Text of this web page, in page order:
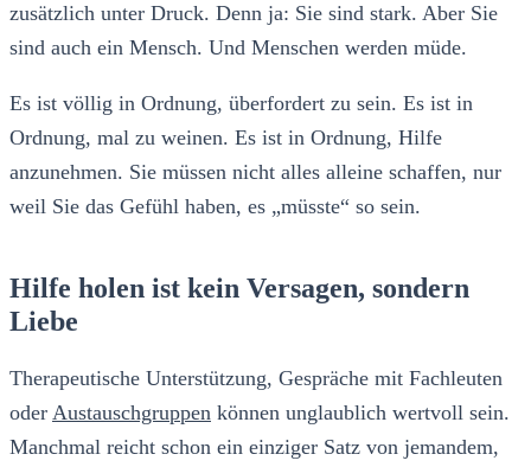
zusätzlich unter Druck. Denn ja: Sie sind stark. Aber Sie
sind auch ein Mensch. Und Menschen werden müde.
Es ist völlig in Ordnung, überfordert zu sein. Es ist in
Ordnung, mal zu weinen. Es ist in Ordnung, Hilfe
anzunehmen. Sie müssen nicht alles alleine schaffen, nur
weil Sie das Gefühl haben, es „müsste“ so sein.
Hilfe holen ist kein Versagen, sondern
Liebe
Therapeutische Unterstützung, Gespräche mit Fachleuten
oder Austauschgruppen können unglaublich wertvoll sein.
Manchmal reicht schon ein einziger Satz von jemandem,